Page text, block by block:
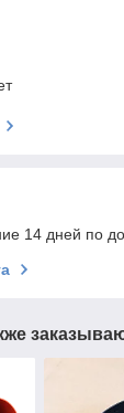
14 дней по